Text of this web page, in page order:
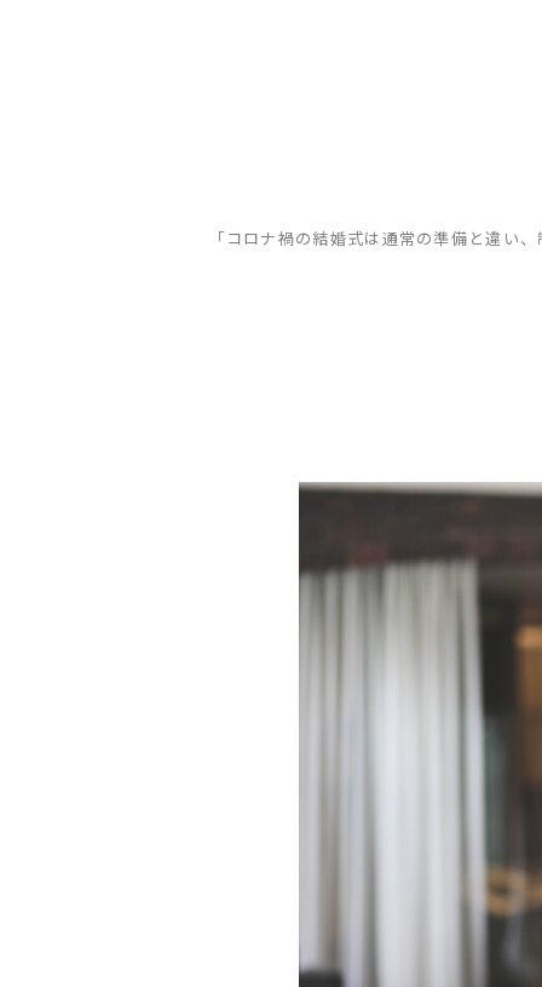
「コロナ禍の結婚式は通常の準備と違い